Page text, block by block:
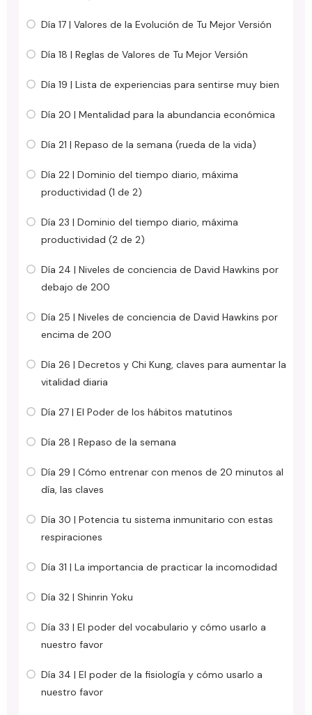
Día 17 | Valores de la Evolución de Tu Mejor Versión
Día 18 | Reglas de Valores de Tu Mejor Versión
Día 19 | Lista de experiencias para sentirse muy bien
Día 20 | Mentalidad para la abundancia económica
Día 21 | Repaso de la semana (rueda de la vida)
Día 22 | Dominio del tiempo diario, máxima
productividad (1 de 2)
Día 23 | Dominio del tiempo diario, máxima
productividad (2 de 2)
Día 24 | Niveles de conciencia de David Hawkins por
debajo de 200
Día 25 | Niveles de conciencia de David Hawkins por
encima de 200
Día 26 | Decretos y Chi Kung, claves para aumentar la
vitalidad diaria
Día 27 | El Poder de los hábitos matutinos
Día 28 | Repaso de la semana
Día 29 | Cómo entrenar con menos de 20 minutos al
día, las claves
Día 30 | Potencia tu sistema inmunitario con estas
respiraciones
Día 31 | La importancia de practicar la incomodidad
Día 32 | Shinrin Yoku
Día 33 | El poder del vocabulario y cómo usarlo a
nuestro favor
Día 34 | El poder de la fisiología y cómo usarlo a
nuestro favor